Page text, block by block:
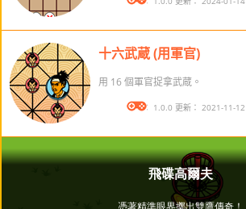
十六武蔵 (用軍官)
用 16 個軍官捉拿武蔵。
版本： 1.0.0 更新： 2021-11-12